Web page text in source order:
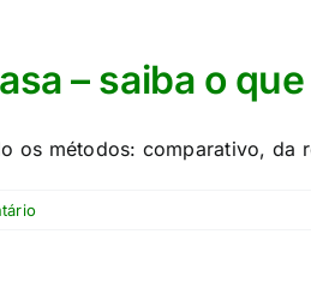
– saiba o
os métodos: comparativo,